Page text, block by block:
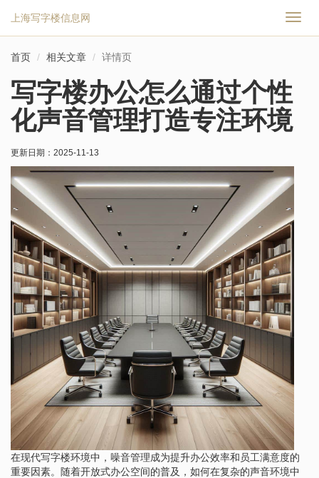
切
上海写字楼信息网
首页 相关文章 详情页
写字楼办公怎么通过个性
化声音管理打造专注环境
更新日期： 2025-11-13
在现代写字楼环境中，噪音管理成为提升办公效率和员工满意度的
重要因素。随着开放式办公空间的普及，如何在复杂的声音环境中